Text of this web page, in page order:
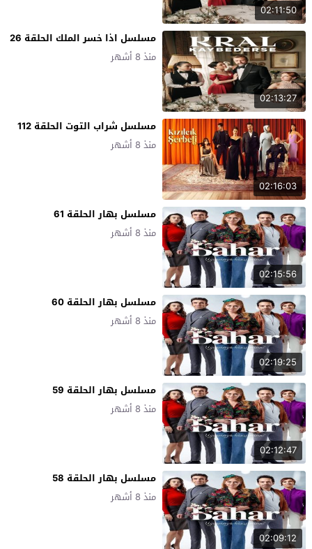
02:11:50
02:13:27
مسلسل اذا خسر الملك الحلقة 26
منذ 8 أشهر
02:16:03
مسلسل شراب التوت الحلقة 112
منذ 8 أشهر
02:15:56
مسلسل بهار الحلقة 61
منذ 8 أشهر
02:19:25
مسلسل بهار الحلقة 60
منذ 8 أشهر
02:12:47
مسلسل بهار الحلقة 59
منذ 8 أشهر
02:09:12
مسلسل بهار الحلقة 58
منذ 8 أشهر